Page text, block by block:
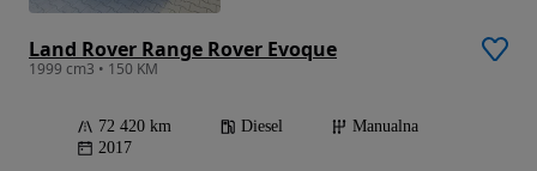
Land Rover Range Rover Evoque
1999 cm3 • 150 KM
72 420 km Diesel
Manualna
2017